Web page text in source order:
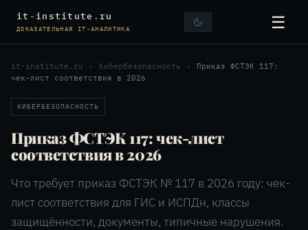
it - institute . ru
ДОКАЗАТЕЛЬНАЯ IT-АНАЛИТИКА ☰
it-institute.ru › Кибербезопасность ›
Приказ ФСТЭК 117:
чек-лист соответствия в 2026
КИБЕРБЕЗОПАСНОСТЬ
Приказ ФСТЭК 117: чек-лист
соответствия в 2026
Что требует приказ ФСТЭК № 117 в 2026 году: чек-
лист соответствия для ГИС и ИСПДн, классы
защищённости, документы, типичные нарушения.